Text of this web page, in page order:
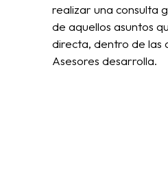
realizar una consulta
de aquellos asuntos
directa, dentro de las
Asesores desarrolla.